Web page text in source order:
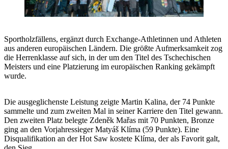
Sportholzfällens, ergänzt durch Exchange-Athletinnen und Athleten
aus anderen europäischen Ländern. Die größte Aufmerksamkeit zog
die Herrenklasse auf sich, in der um den Titel des Tschechischen
Meisters und eine Platzierung im europäischen Ranking gekämpft
wurde.
Die ausgeglichenste Leistung zeigte Martin Kalina, der 74 Punkte
sammelte und zum zweiten Mal in seiner Karriere den Titel gewann.
Den zweiten Platz belegte Zdeněk Mařas mit 70 Punkten, Bronze
ging an den Vorjahressieger Matyáš Klíma (59 Punkte). Eine
Disqualifikation an der Hot Saw kostete Klíma, der als Favorit galt,